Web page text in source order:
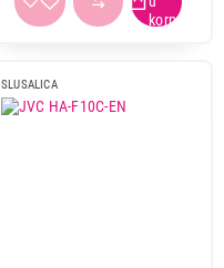
SLUSALICA